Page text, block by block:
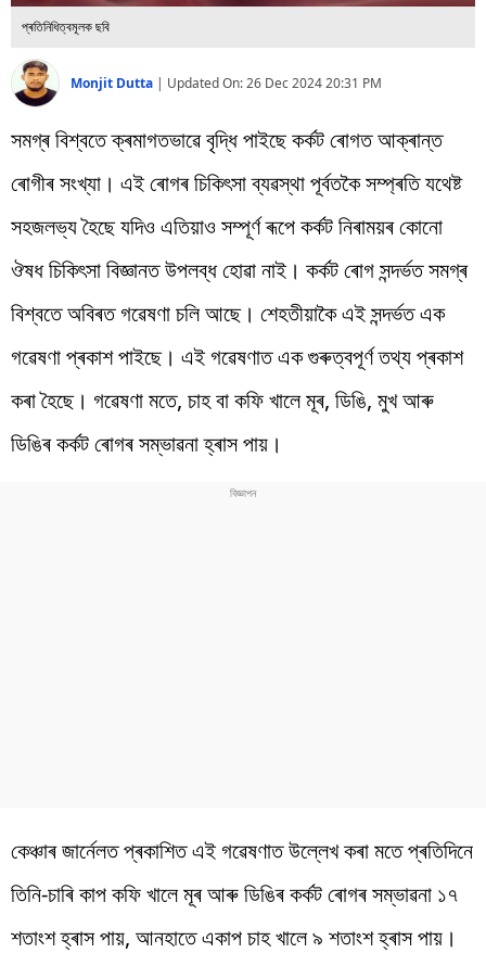
প্ৰতিনিধিত্বমূলক ছবি
Monjit Dutta | Updated On:26 Dec 2024 20:31 PM
সমগ্ৰ বিশ্বতে ক্ৰমাগতভাৱে বৃদ্ধি পাইছে কৰ্কট ৰোগত আক্ৰান্ত
ৰোগীৰ সংখ্যা। এই ৰোগৰ চিকিৎসা ব্যৱস্থা পূৰ্বতকৈ সম্প্ৰতি যথেষ্ট
সহজলভ্য হৈছে যদিও এতিয়াও সম্পূৰ্ণ ৰূপে কৰ্কট নিৰাময়ৰ কোনো
ঔষধ চিকিৎসা বিজ্ঞানত উপলব্ধ হোৱা নাই। কৰ্কট ৰোগ সন্দৰ্ভত সমগ্ৰ
বিশ্বতে অবিৰত গৱেষণা চলি আছে। শেহতীয়াকৈ এই সন্দৰ্ভত এক
গৱেষণা প্ৰকাশ পাইছে। এই গৱেষণাত এক গুৰুত্বপূৰ্ণ তথ্য প্ৰকাশ
কৰা হৈছে। গৱেষণা মতে, চাহ বা কফি খালে মূৰ, ডিঙি, মুখ আৰু
ডিঙিৰ কৰ্কট ৰোগৰ সম্ভাৱনা হ্ৰাস পায়।
কেঞ্চাৰ জাৰ্নেলত প্ৰকাশিত এই গৱেষণাত উল্লেখ কৰা মতে প্ৰতিদিনে
তিনি-চাৰি কাপ কফি খালে মূৰ আৰু ডিঙিৰ কৰ্কট ৰোগৰ সম্ভাৱনা ১৭
শতাংশ হ্ৰাস পায়, আনহাতে একাপ চাহ খালে ৯ শতাংশ হ্ৰাস পায়।